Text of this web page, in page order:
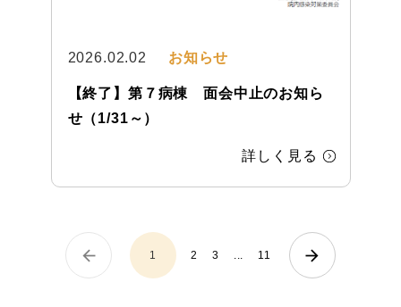
2026.02.02 お知らせ
【終了】第７病棟 面会中止のお知ら
せ（1/31～）
詳しく見る
arrow_back 1 2 3 11 arrow_forward